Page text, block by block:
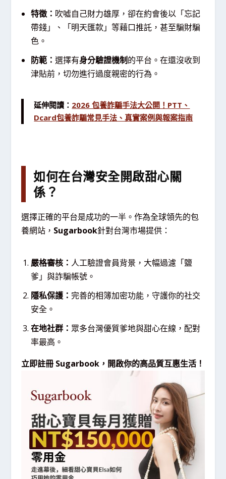
特徵： 吹噓自己財力雄厚，卻在約會後以「忘記
帶錢」、「明天匯款」等藉口推託，甚至騙財騙
色。
防範： 選擇有身分驗證機制的平台。在還沒收到
津貼前，切勿進行過度親密的行為。
延伸閱讀： 2026 包養詐騙手法大公開！PTT、
Dcard包養詐騙常見手法、真實案例與報案指南
如何在台灣安全開啟甜心關
係？
選擇正確的平台是成功的一半。作為全球領先的包
養網站， Sugarbook針對台灣市場提供：
嚴格審核： 人工驗證會員背景，大幅過濾「鹽
爹」與詐騙帳號。
隱私保護： 完善的相簿加密功能，守護你的社交
安全。
在地社群： 眾多台灣優質爹地與甜心在線，配對
率最高。
立即註冊 Sugarbook，開啟你的高品質互惠生活！